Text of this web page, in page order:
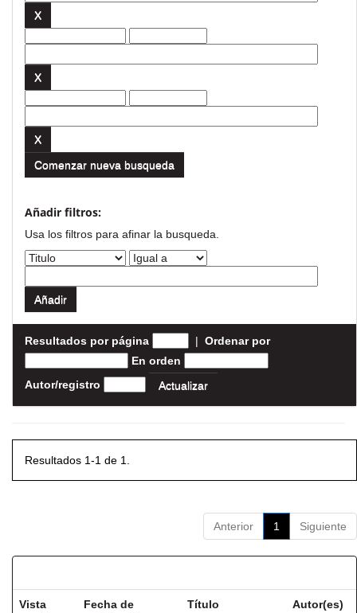
Comenzar nueva busqueda
Añadir filtros:
Usa los filtros para afinar la busqueda.
Resultados por página | Ordenar por
En orden
Autor/registro
Resultados 1-1 de 1.
Anterior 1 Siguiente
Vista
Fecha de
Título Autor(es)